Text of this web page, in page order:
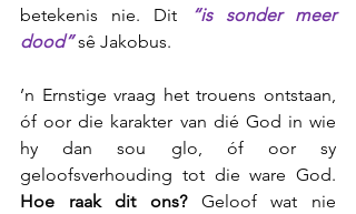
betekenis nie. Dit
“is sonder meer
dood” sê Jakobus.
’n Ernstige vraag het trouens ontstaan,
óf oor die karakter van dié God in wie
hy dan sou glo, óf oor sy
Hoe raak dit ons? Geloof wat nie